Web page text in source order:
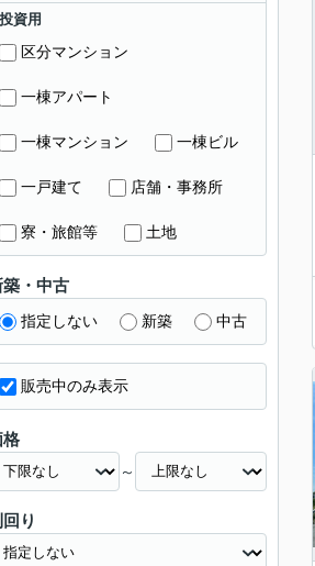
投資用
区分マンション
一棟アパート
一棟マンション 一棟ビル
一戸建て 店舗・事務所
寮・旅館等 土地
築・中古
指定しない 新築 中古
販売中のみ表示
格
～
り